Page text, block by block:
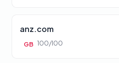
anz.com
GB 100/100